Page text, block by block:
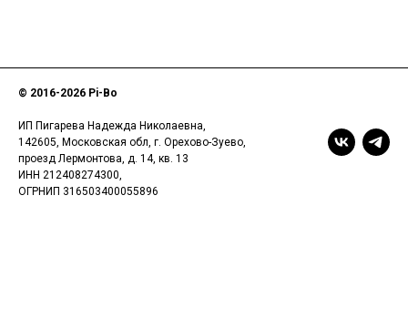
© 2016-2026 Pi-Bo
ИП Пигарева Надежда Николаевна,
142605, Московская обл, г. Орехово-Зуево,
проезд Лермонтова, д. 14, кв. 13
ИНН 212408274300,
ОГРНИП 316503400055896